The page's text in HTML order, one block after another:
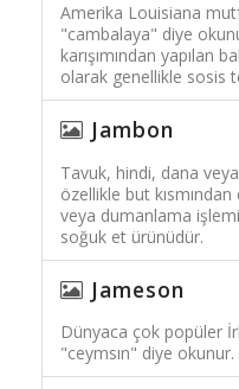
Amerika Louisiana
"cambalaya" diye
karışımından yapılan
olarak genellikle sosis
Jambon
Tavuk, hindi, dana
özellikle but
veya dumanlama
soğuk et ürünüdür.
Jameson
Dünyaca çok popüler
"ceymsın" diye okunur.